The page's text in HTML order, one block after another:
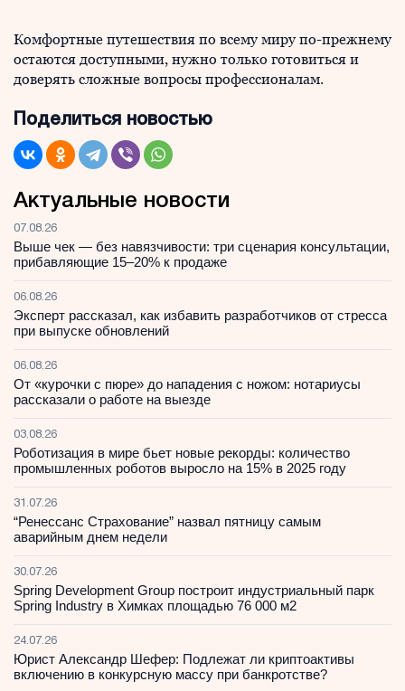
Комфортные путешествия по всему миру по-прежнему
остаются доступными, нужно только готовиться и
доверять сложные вопросы профессионалам.
Поделиться новостью
Актуальные новости
07.08.26
Выше чек — без навязчивости: три сценария консультации,
прибавляющие 15–20% к продаже
06.08.26
Эксперт рассказал, как избавить разработчиков от стресса
при выпуске обновлений
06.08.26
От «курочки с пюре» до нападения с ножом: нотариусы
рассказали о работе на выезде
03.08.26
Роботизация в мире бьет новые рекорды: количество
промышленных роботов выросло на 15% в 2025 году
31.07.26
“Ренессанс Страхование” назвал пятницу самым
аварийным днем недели
30.07.26
Spring Development Group построит индустриальный парк
Spring Industry в Химках площадью 76 000 м2
24.07.26
Юрист Александр Шефер: Подлежат ли криптоактивы
включению в конкурсную массу при банкротстве?